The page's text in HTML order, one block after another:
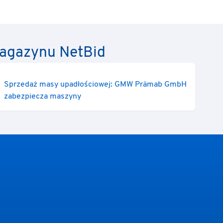
NetBid
Sprzedaż masy upadłościowej: GMW Prämab GmbH
zabezpiecza maszyny